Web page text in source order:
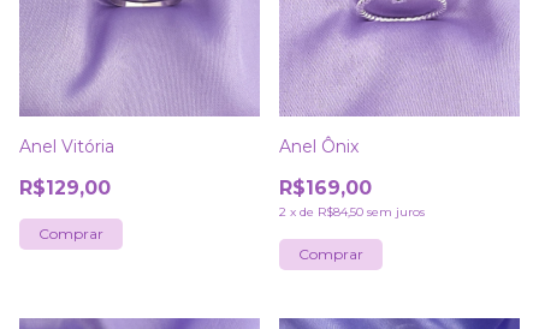
Anel Vitória
R$129,00
Comprar
Anel Ônix
R$169,00
2 x de R$84,50 sem juros
Comprar